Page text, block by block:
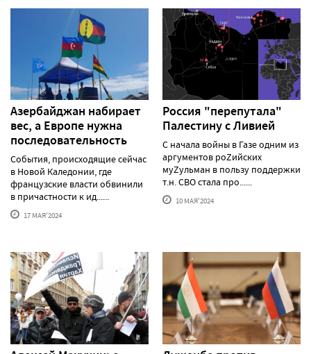
Азербайджан набирает
вес, а Европе нужна
последовательность
События, происходящие сейчас
в Новой Каледонии, где
французские власти обвинили
в причастности к ид......
17 МАЯ'2024
Россия "перепутала"
Палестину с Ливией
С начала войны в Газе одним из
аргументов роZийских
муZульман в пользу поддержки
т.н. СВО стала про......
10 МАЯ'2024